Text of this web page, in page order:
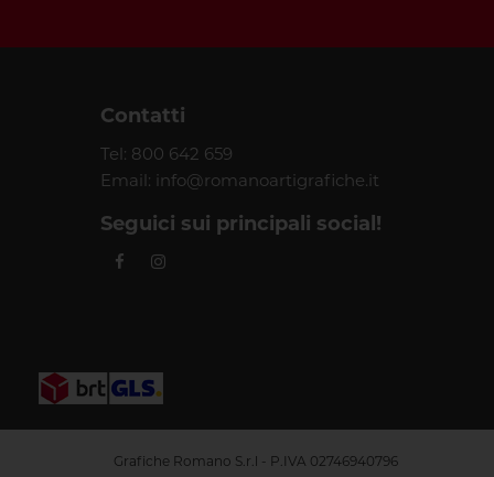
Contatti
Tel: 800 642 659
Email: info@romanoartigrafiche.it
Seguici sui principali social!
Grafiche Romano S.r.l - P.IVA 02746940796